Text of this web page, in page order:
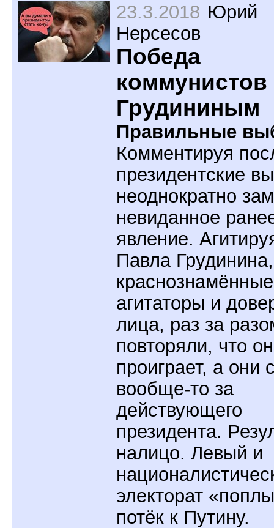
23.3.2018 Юрий
Нерсесов
Победа
коммунистов
Грудининым
Правильные
Комментируя
президентские
неоднократно
невиданное
явление.
Павла
краснознамённые
агитаторы и
лица, раз за
повторяли, что он
проиграет, а они
вообще-то за
действующего
президента.
налицо. Левый и
электорат
потёк к Путину.